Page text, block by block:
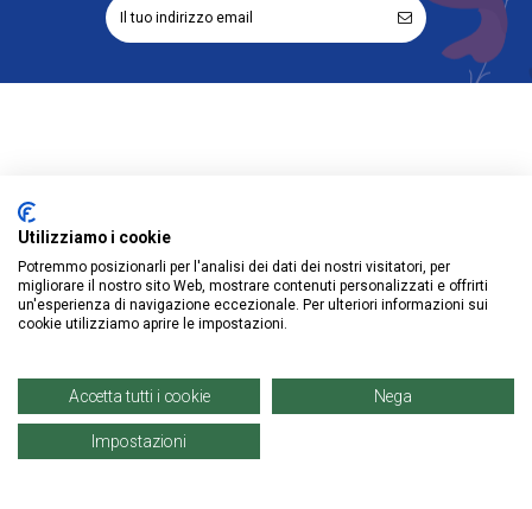
Account
Prodotti
© Copyright 2021 | Denaro Distribuzione Srl. |
P. IVA: 02671960819
Utilizziamo i cookie
Potremmo posizionarli per l'analisi dei dati dei nostri visitatori, per
migliorare il nostro sito Web, mostrare contenuti personalizzati e offrirti
un'esperienza di navigazione eccezionale. Per ulteriori informazioni sui
cookie utilizziamo aprire le impostazioni.
Accetta tutti i cookie Nega
Impostazioni